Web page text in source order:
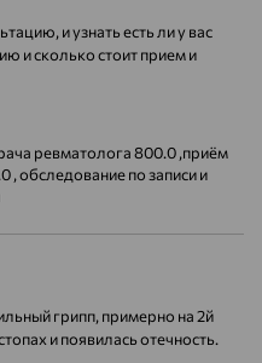
и узнать есть ли у вас
и сколько стоит прием и
ревматолога 800.0 ,приём
, обследование по записи и
грипп, примерно на 2й
и появилась отечность.